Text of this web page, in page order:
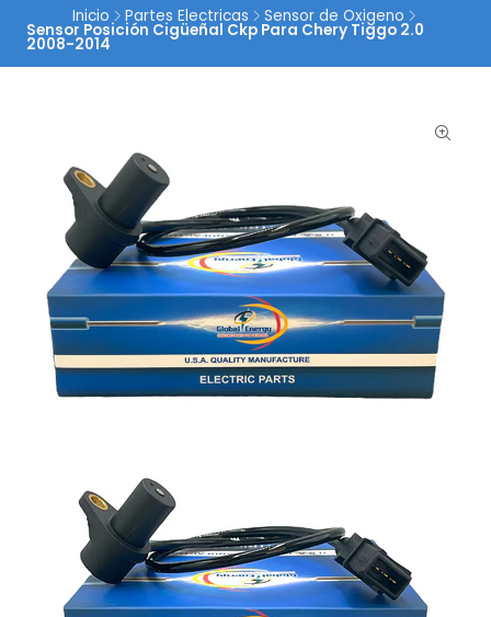
Inicio Partes Electricas Sensor de Oxigeno
Sensor Posición Cigüeñal Ckp Para Chery Tiggo 2.0
2008-2014